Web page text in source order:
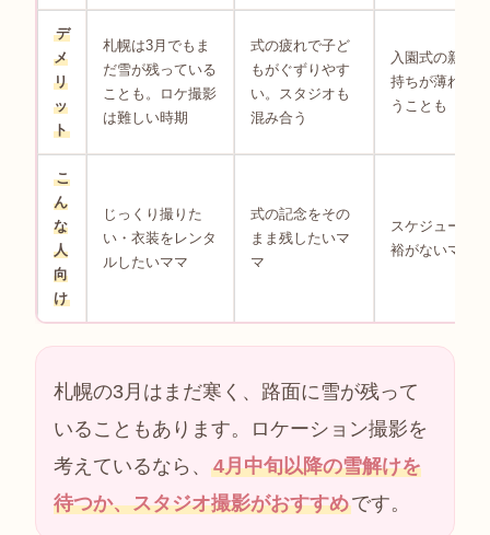
デ
メ
リ
ッ
ト
札幌は3月でもま
だ雪が残っている
ことも。ロケ撮影
は難しい時期
式の疲れで子ど
もがぐずりやす
い。スタジオも
混み合う
入園式の新鮮
持ちが薄れて
うことも
こ
ん
な
人
向
け
じっくり撮りた
い・衣装をレンタ
ルしたいママ
式の記念をその
まま残したいマ
マ
スケジュール
裕がないママ
札幌の3月はまだ寒く、路面に雪が残って
いることもあります。ロケーション撮影を
考えているなら、 4月中旬以降の雪解けを
待つか、スタジオ撮影がおすすめです。